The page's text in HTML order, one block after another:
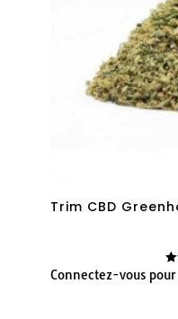
Trim CBD
Connectez-vous